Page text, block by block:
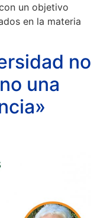
un objetivo
en la materia
no
una